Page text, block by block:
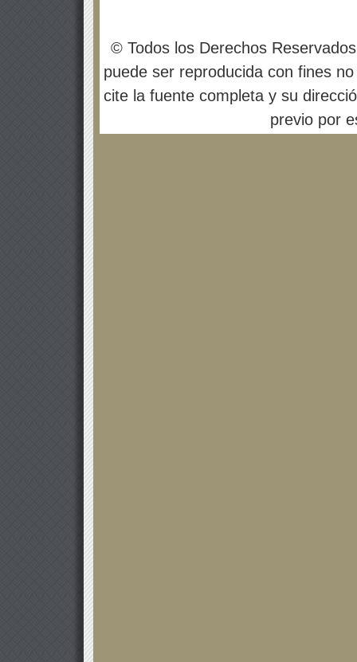
© Todos los Derechos
puede ser reproducida con fines
cite la fuente completa y su
previo por